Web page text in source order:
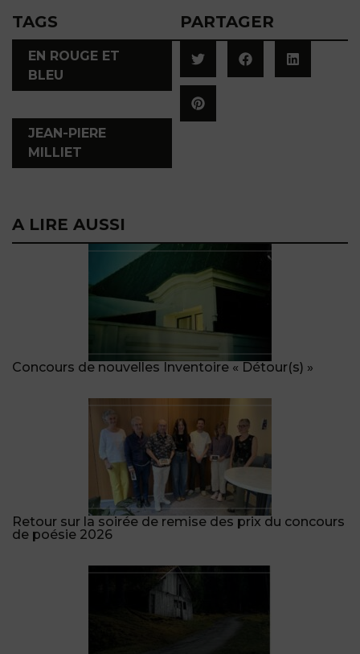
TAGS
EN ROUGE ET
BLEU
JEAN-PIERE
MILLIET
PARTAGER
A LIRE AUSSI
Concours de nouvelles Inventoire « Détour(s) »
Retour sur la soirée de remise des prix du concours
de poésie 2026